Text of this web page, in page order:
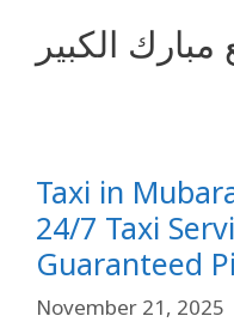
الكبير
Taxi in
24/7 Taxi
Guaranteed
November 21, 2025